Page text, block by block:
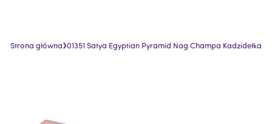
Strona główna›01351 Satya Egyptian Pyramid Nag Champa Kadzidełka